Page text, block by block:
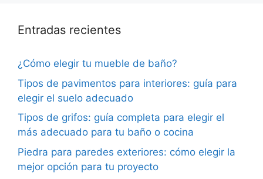
Entradas recientes
¿Cómo elegir tu mueble de baño?
Tipos de pavimentos para interiores: guía para
elegir el suelo adecuado
Tipos de grifos: guía completa para elegir el
más adecuado para tu baño o cocina
Piedra para paredes exteriores: cómo elegir la
mejor opción para tu proyecto